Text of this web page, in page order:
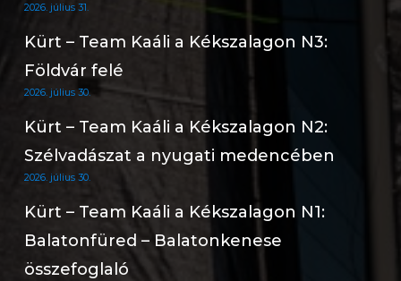
2026. július 31.
Kürt – Team Kaáli a Kékszalagon N3:
Földvár felé
2026. július 30.
Kürt – Team Kaáli a Kékszalagon N2:
Szélvadászat a nyugati medencében
2026. július 30.
Kürt – Team Kaáli a Kékszalagon N1:
Balatonfüred – Balatonkenese
összefoglaló